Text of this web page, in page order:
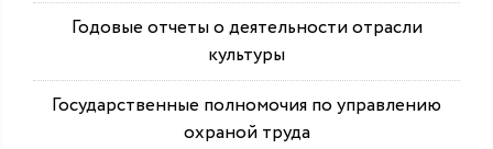
Годовые отчеты о деятельности отрасли
культуры
Государственные полномочия по управлению
охраной труда